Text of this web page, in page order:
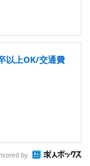
以上OK/交通費
by